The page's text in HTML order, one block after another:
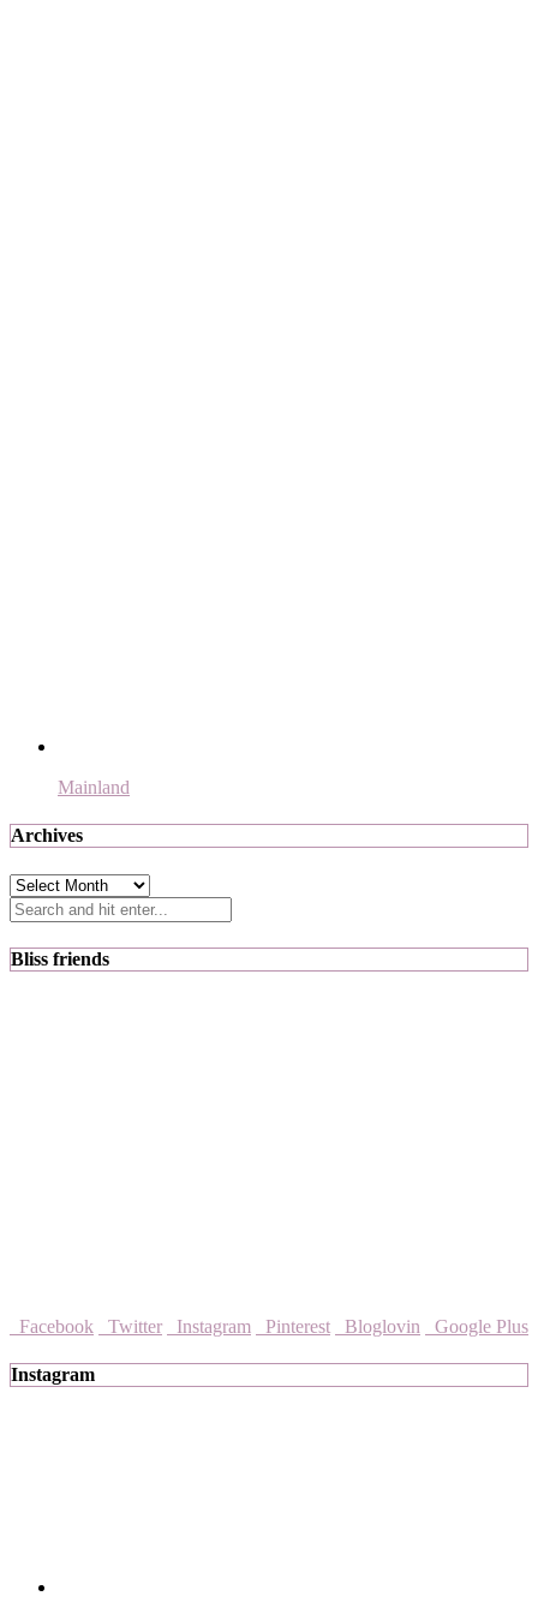
Mainland
Archives
Archives
Bliss friends
Facebook Twitter Instagram Pinterest Bloglovin Google Plus
Instagram